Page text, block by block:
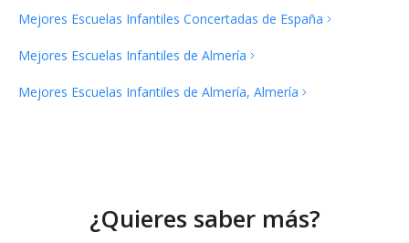
Mejores Escuelas Infantiles Concertadas de España
Mejores Escuelas Infantiles de Almería
Mejores Escuelas Infantiles de Almería, Almería
¿Quieres saber más?